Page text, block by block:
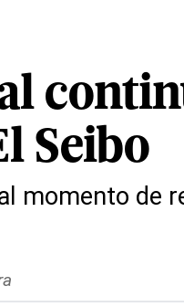
Seibo
momento de